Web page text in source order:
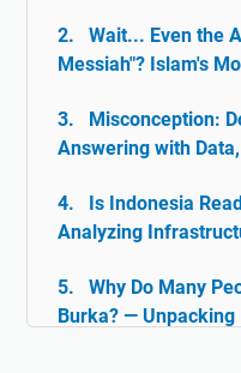
Wait... Even the
Messiah"? Islam's
Misconception:
Answering with
Is Indonesia
Analyzing
Why Do Many
Burka? —